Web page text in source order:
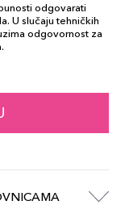
odgovarati
U slučaju tehničkih
odgovornost za